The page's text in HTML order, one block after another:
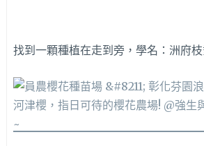
找到一顆種植在走到旁，學名：洲府